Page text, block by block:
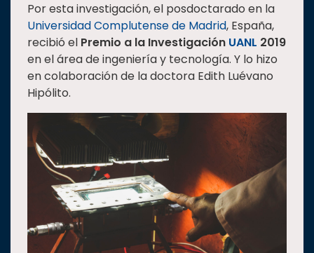
Por esta investigación, el posdoctarado en la
Universidad Complutense de Madrid, España,
recibió el Premio a la Investigación UANL 2019
en el área de ingeniería y tecnología. Y lo hizo
en colaboración de la doctora Edith Luévano
Hipólito.